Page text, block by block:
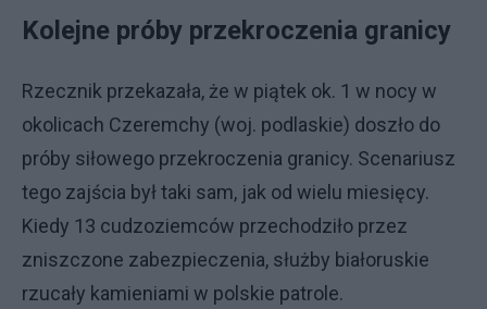
Kolejne próby przekroczenia granicy
Rzecznik przekazała, że w piątek ok. 1 w nocy w
okolicach Czeremchy (woj. podlaskie) doszło do
próby siłowego przekroczenia granicy. Scenariusz
tego zajścia był taki sam, jak od wielu miesięcy.
Kiedy 13 cudzoziemców przechodziło przez
zniszczone zabezpieczenia, służby białoruskie
rzucały kamieniami w polskie patrole.